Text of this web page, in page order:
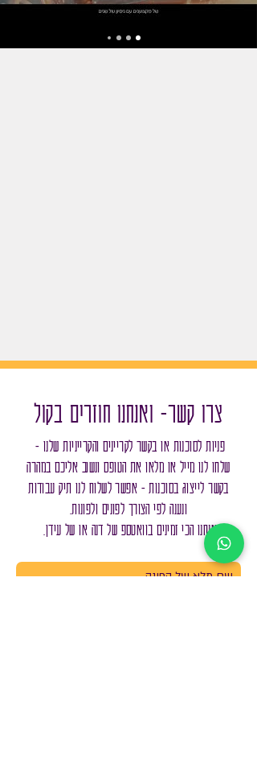
צרו קשר- ואנחנו חוזרים בקול
פניות לסוכנות או בקשר לקריינים והקרייניות שלנו -
שלחו לנו מייל או מלאו את הטופס ונשוב אליכם במהרה
בקשר לייצוג בסוכנות - אפשר לשלוח לנו תיק עבודות
ונענה לפי הצורך לפונים ולפונות.
אנחנו הכי זמינים בוואטספ של דנה או של עידן